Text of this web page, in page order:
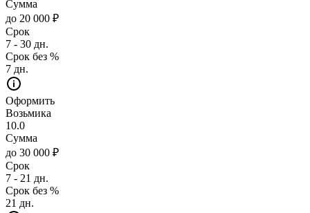
Сумма
до 20 000 ₽
Срок
7 - 30 дн.
Срок без %
7 дн.
Оформить
Возьмика
10.0
Сумма
до 30 000 ₽
Срок
7 - 21 дн.
Срок без %
21 дн.